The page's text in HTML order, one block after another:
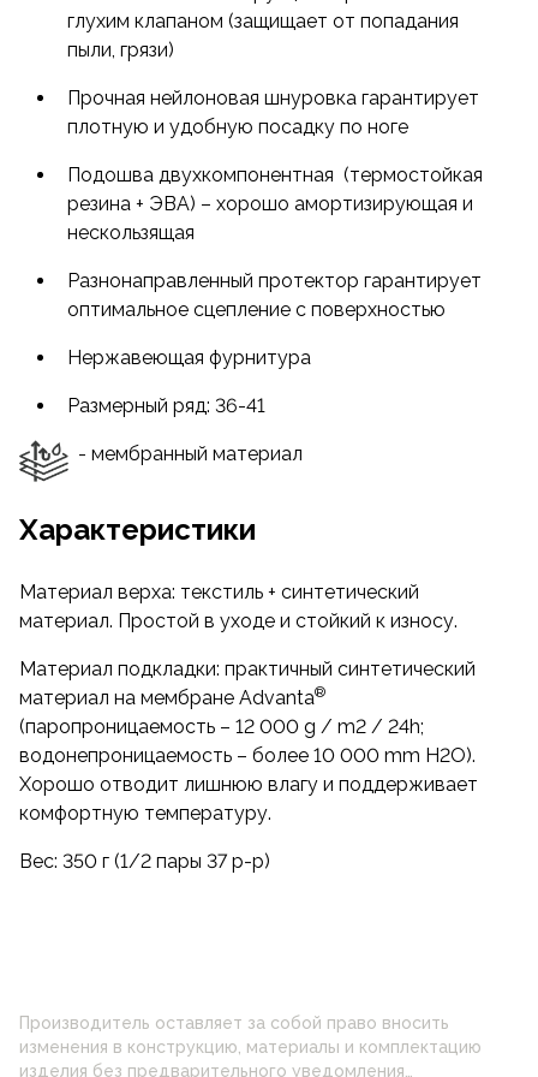
глухим клапаном (защищает от попадания
пыли, грязи)
Прочная нейлоновая шнуровка гарантирует
плотную и удобную посадку по ноге
Подошва двухкомпонентная (термостойкая
резина + ЭВА) – хорошо амортизирующая и
нескользящая
Разнонаправленный протектор гарантирует
оптимальное сцепление с поверхностью
Нержавеющая фурнитура
Размерный ряд: 36-41
- мембранный материал
Характеристики
Материал верха: текстиль + синтетический
материал. Простой в уходе и стойкий к износу.
Материал подкладки: практичный синтетический
материал на мембране Advanta®
(паропроницаемость – 12 000 g / m2 / 24h;
водонепроницаемость – более 10 000 mm H2O).
Хорошо отводит лишнюю влагу и поддерживает
комфортную температуру.
Вес: 350 г (1/2 пары 37 р-р)
Производитель оставляет за собой право вносить
изменения в конструкцию, материалы и комплектацию
изделия без предварительного уведомления